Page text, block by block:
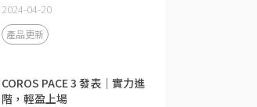
2024-04-20
產品更新
COROS PACE 3 發表｜實力進
階，輕盈上場